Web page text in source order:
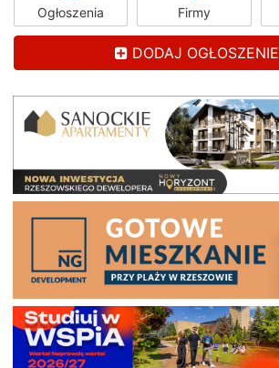
Ogłoszenia Firmy
DODAJ OGŁOSZENIE